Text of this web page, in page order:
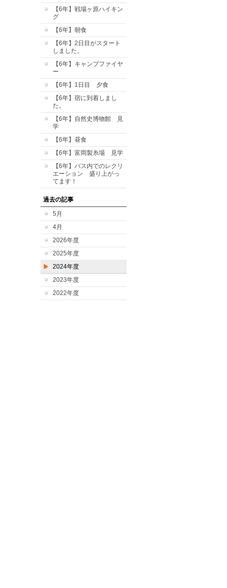
【6年】戦場ヶ原ハイキン
グ
【6年】朝食
【6年】2日目がスタート
しました。
【6年】キャンプファイヤ
ー
【6年】1日目 夕食
【6年】宿に到着しまし
た。
【6年】自然史博物館 見
学
【6年】昼食
【6年】富岡製糸場 見学
【6年】バス内でのレクリ
エーション 盛り上がっ
てます！
過去の記事
5月
4月
2026年度
2025年度
2024年度
2023年度
2022年度